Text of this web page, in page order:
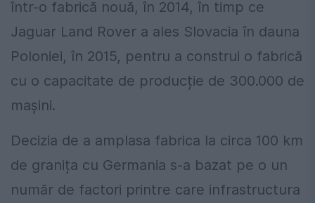
într-o fabrică nouă, în 2014, în timp ce
Jaguar Land Rover a ales Slovacia în dauna
Poloniei, în 2015, pentru a construi o fabrică
cu o capacitate de producție de 300.000 de
mașini.
Decizia de a amplasa fabrica la circa 100 km
de granița cu Germania s-a bazat pe o un
număr de factori printre care infrastructura